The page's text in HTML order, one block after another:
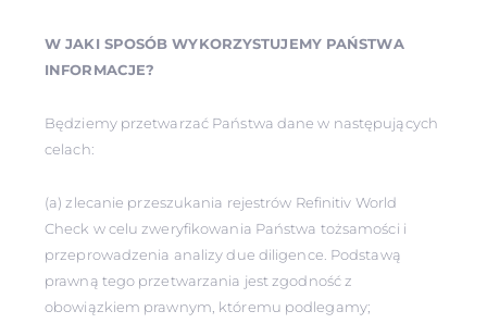
W JAKI SPOSÓB WYKORZYSTUJEMY PAŃSTWA
INFORMACJE?
Będziemy przetwarzać Państwa dane w następujących
celach:
(a) zlecanie przeszukania rejestrów Refinitiv World
Check w celu zweryfikowania Państwa tożsamości i
przeprowadzenia analizy due diligence. Podstawą
prawną tego przetwarzania jest zgodność z
obowiązkiem prawnym, któremu podlegamy;